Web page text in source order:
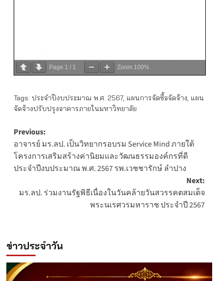
Page 1 / 1 Zoom 100%
Tags: ประจำปีงบประมาณ พ.ศ. 2567, แผนการจัดซื้อจัดจ้าง, แผน
จัดจ้างปรับปรุงอาคารภายในมหาวิทยาลัย
Post
navigation
Previous:
อาจารย์ มร.ลป. เป็นวิทยากรอบรม Service Mind ภายใต้
โครงการเสริมสร้างค่านิยมและวัฒนธรรมองค์กรที่ดี
ประจำปีงบประมาณ พ.ศ. 2567 รพ.เวชชารักษ์ ลำปาง
Next:
มร.ลป. ร่วมงานรัฐพิธีเนื่องในวันคล้ายวันสวรรคตสมเด็จ
พระนเรศวรมหาราช ประจำปี 2567
ข่าวประจำวัน